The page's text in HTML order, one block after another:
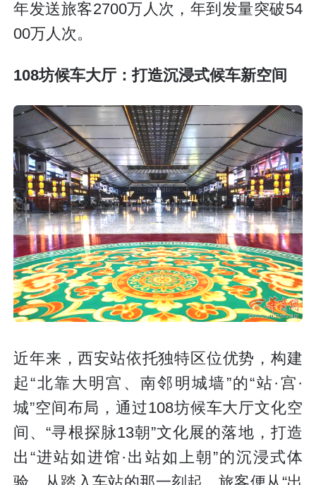
年发送旅客2700万人次，年到发量突破54
00万人次。
108坊候车大厅：打造沉浸式候车新空间
近年来，西安站依托独特区位优势，构建
起“北靠大明宫、南邻明城墙”的“站·宫·
城”空间布局，通过108坊候车大厅文化空
间、“寻根探脉13朝”文化展的落地，打造
出“进站如进馆·出站如上朝”的沉浸式体